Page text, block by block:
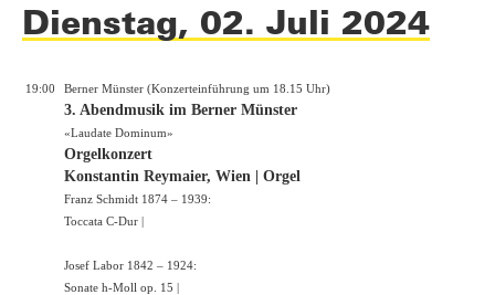
Dienstag, 02. Juli 2024
19:00 Berner Münster (Konzerteinführung um 18.15 Uhr)
3. Abendmusik im Berner Münster
«Laudate Dominum»
Orgelkonzert
Konstantin Reymaier, Wien | Orgel
Franz Schmidt 1874 – 1939:
Toccata C-Dur |
Josef Labor 1842 – 1924:
Sonate h-Moll op. 15 |